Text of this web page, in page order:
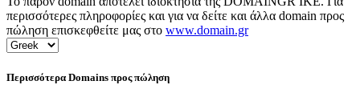
περισσότερες πληροφορίες και για να δείτε και άλλα domain προς
πώληση επισκεφθείτε μας στο www.domain.gr
Περισσότερα Domains προς πώληση